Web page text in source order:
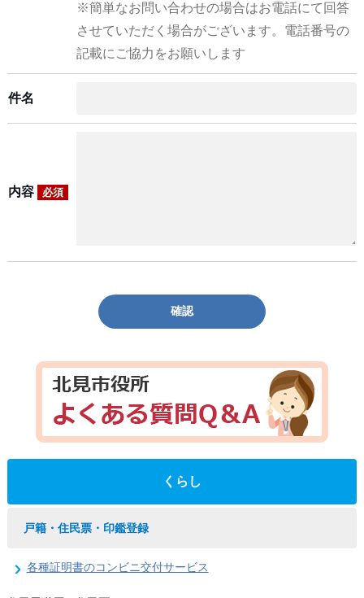
※簡単なお問い合わせの場合はお電話にて回答
させていただく場合がございます。電話番号の
記載にご協力をお願いします
件名
内容 必須
確認
くらし
戸籍・住民票・印鑑登録
各種証明書のコンビニ交付サービス